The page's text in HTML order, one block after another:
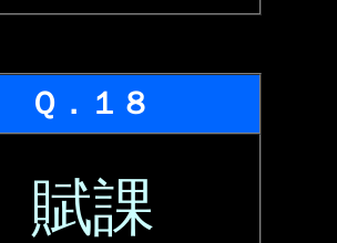
Ｑ．１８
賦課